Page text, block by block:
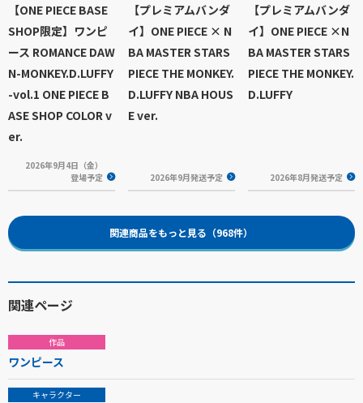
【ONE PIECE BASE
SHOP限定】ワンピ
ース ROMANCE DAW
N-MONKEY.D.LUFFY
-vol.1 ONE PIECE B
ASE SHOP COLOR v
er.
2026年9月4日（金）
登場予定
【プレミアムバンダ
イ】ONE PIECE × N
BA MASTER STARS
PIECE THE MONKEY.
D.LUFFY NBA HOUS
E ver.
2026年9月発送予定
【プレミアムバンダ
イ】ONE PIECE ×N
BA MASTER STARS
PIECE THE MONKEY.
D.LUFFY
2026年8月発送予定
関連商品をもっと見る（968件）
関連ページ
作品
ワンピース
キャラクター